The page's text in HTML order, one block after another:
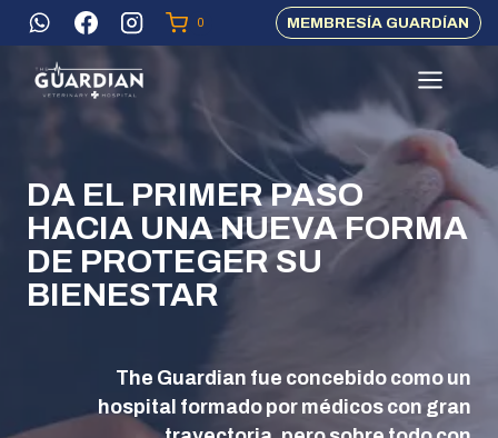
Skip
to
content
0 MEMBRESÍA GUARDÍAN
DA EL PRIMER PASO
HACIA UNA NUEVA FORMA
DE PROTEGER SU
BIENESTAR
The Guardian fue concebido como un
hospital formado por médicos con gran